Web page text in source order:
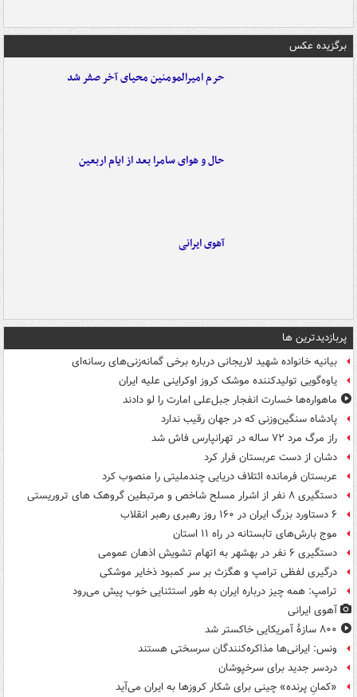
برگزیده عکس
حرم امیرالمومنین محیای آخر صفر شد
حال و هوای سامرا بعد از ایام اربعین
آهوی ایرانی
پربازدیدترین ها
بیانیه خانواده شهید لاریجانی درباره برخی گمانه‌زنی‌های رسانه‌ای
یاوه‌گویی تولیدکننده موشک کروز اوکراینی علیه ایران
ماهواره‌ها خسارت انفجار جبل‌علی امارت را لو دادند
پادشاه سنگین‌وزنی که در جهان رقیب ندارد
راز مرگ مرد ۷۲ ساله در تهرانپارس فاش شد
دشان از دست عربستان فرار کرد
عربستان فرمانده ائتلاف دریایی چندملیتی را منصوب کرد
دستگیری ۸ نفر از اشرار مسلح شاخص و مرتبطین گروهک های تروریستی
۶ دستاورد بزرگ ایران در ۱۶۰ روز رهبری رهبر انقلاب
موج بارش‌های تابستانه در راه ۱۱ استان
دستگیری ۶ نفر در بهشهر به اتهام تشویش اذهان عمومی
درگیری لفظی ترامپ و هگزث بر سر کمبود ذخایر موشکی
ترامپ: همه چیز درباره ایران به طور استثنایی خوب پیش می‌رود
آهوی ایرانی
۸۰۰ سازۀ آمریکایی خاکستر شد
ونس: ایرانی‌ها مذاکره‌کنندگان سرسختی هستند
دردسر جدید برای سرخپوشان
«کمانِ پرنده» چینی برای شکار کروزها به ایران می‌آید